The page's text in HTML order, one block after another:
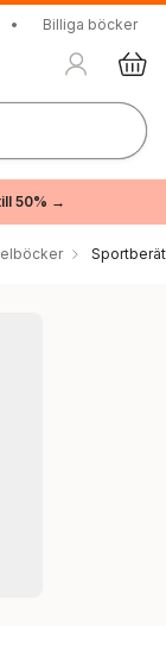
• Billiga böcker
50% →